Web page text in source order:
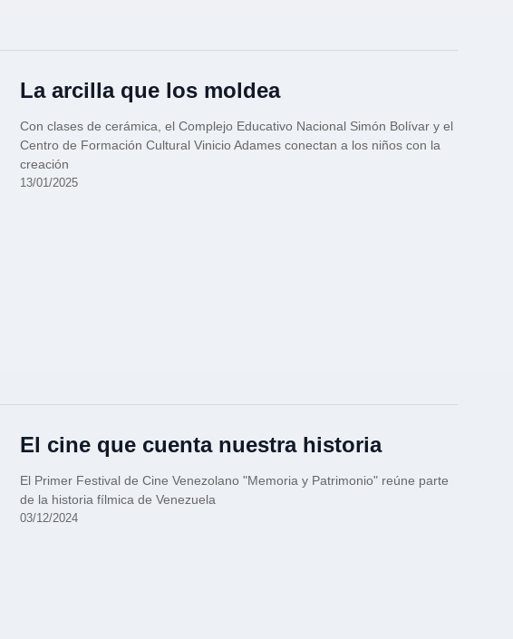
La arcilla que los moldea
Con clases de cerámica, el Complejo Educativo Nacional Simón Bolívar y el
Centro de Formación Cultural Vinicio Adames conectan a los niños con la
creación
13/01/2025
El cine que cuenta nuestra historia
El Primer Festival de Cine Venezolano "Memoria y Patrimonio" reúne parte
de la historia fílmica de Venezuela
03/12/2024